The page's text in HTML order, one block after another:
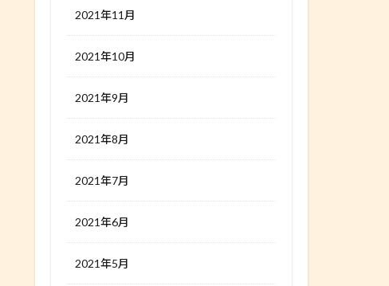
2021年11月
2021年10月
2021年9月
2021年8月
2021年7月
2021年6月
2021年5月